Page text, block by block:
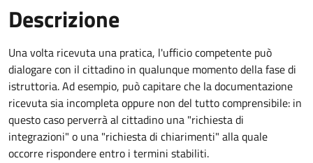
Descrizione
Una volta ricevuta una pratica, l'ufficio competente può
dialogare con il cittadino in qualunque momento della fase di
istruttoria. Ad esempio, può capitare che la documentazione
ricevuta sia incompleta oppure non del tutto comprensibile: in
questo caso perverrà al cittadino una "richiesta di
integrazioni" o una "richiesta di chiarimenti" alla quale
occorre rispondere entro i termini stabiliti.